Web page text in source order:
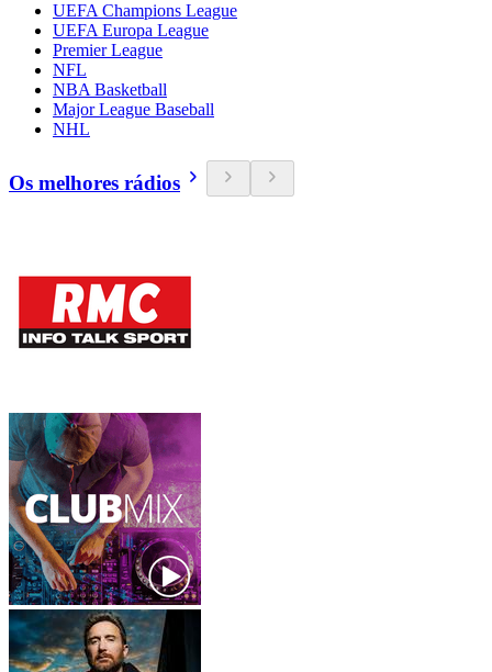
UEFA Champions League
UEFA Europa League
Premier League
NFL
NBA Basketball
Major League Baseball
NHL
Os melhores rádios